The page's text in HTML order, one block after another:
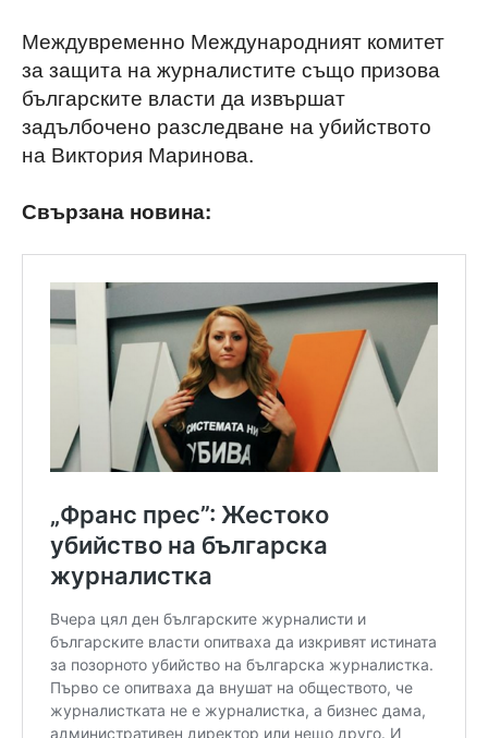
Междувременно Международният комитет
за защита на журналистите също призова
българските власти да извършат
задълбочено разследване на убийството
на Виктория Маринова.
Свързана новина: